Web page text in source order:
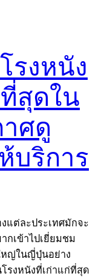
รงหนัง
สุดใน
ศดู
บริการ
แต่ละประเทศมักจะ
กเข้าไปเยี่ยมชม
หญ่ในญี่ปุ่นอย่าง
รงหนังที่เก่าแก่ที่สุด